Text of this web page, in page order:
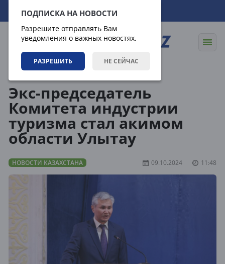
ПОДПИСКА НА НОВОСТИ
Разрешите отправлять Вам
уведомления о важных новостях.
РАЗРЕШИТЬ НЕ СЕЙЧАС
07.08.2026 23:14:48
Экс-председатель
Комитета индустрии
туризма стал акимом
области Улытау
НОВОСТИ КАЗАХСТАНА 09.10.2024 11:48